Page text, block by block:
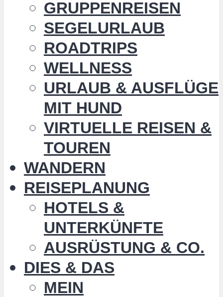
GRUPPENREISEN
SEGELURLAUB
ROADTRIPS
WELLNESS
URLAUB & AUSFLÜGE
MIT HUND
VIRTUELLE REISEN &
TOUREN
WANDERN
REISEPLANUNG
HOTELS &
UNTERKÜNFTE
AUSRÜSTUNG & CO.
DIES & DAS
MEIN